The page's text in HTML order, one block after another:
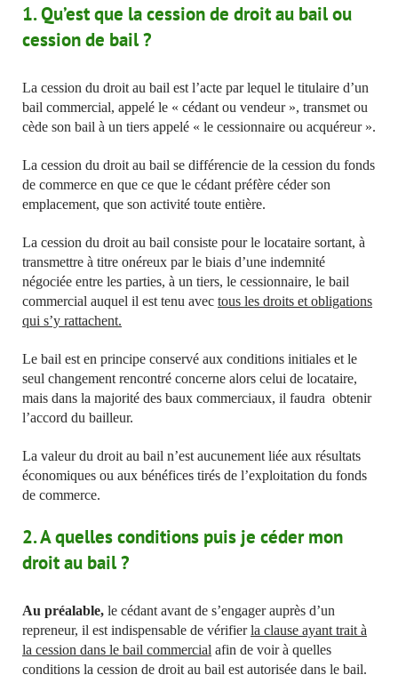
1. Qu’est que la cession de droit au bail ou
cession de bail ?
La cession du droit au bail est l’acte par lequel le titulaire d’un
bail commercial, appelé le « cédant ou vendeur », transmet ou
cède son bail à un tiers appelé « le cessionnaire ou acquéreur ».
La cession du droit au bail se différencie de la cession du fonds
de commerce en que ce que le cédant préfère céder son
emplacement, que son activité toute entière.
La cession du droit au bail consiste pour le locataire sortant, à
transmettre à titre onéreux par le biais d’une indemnité
négociée entre les parties, à un tiers, le cessionnaire, le bail
commercial auquel il est tenu avec tous les droits et obligations
qui s’y rattachent.
Le bail est en principe conservé aux conditions initiales et le
seul changement rencontré concerne alors celui de locataire,
mais dans la majorité des baux commerciaux, il faudra obtenir
l’accord du bailleur.
La valeur du droit au bail n’est aucunement liée aux résultats
économiques ou aux bénéfices tirés de l’exploitation du fonds
de commerce.
2. A quelles conditions puis je céder mon
droit au bail ?
Au préalable, le cédant avant de s’engager auprès d’un
repreneur, il est indispensable de vérifierla clause ayant trait à
la cession dans le bail commercial afin de voir à quelles
conditions la cession de droit au bail est autorisée dans le bail.